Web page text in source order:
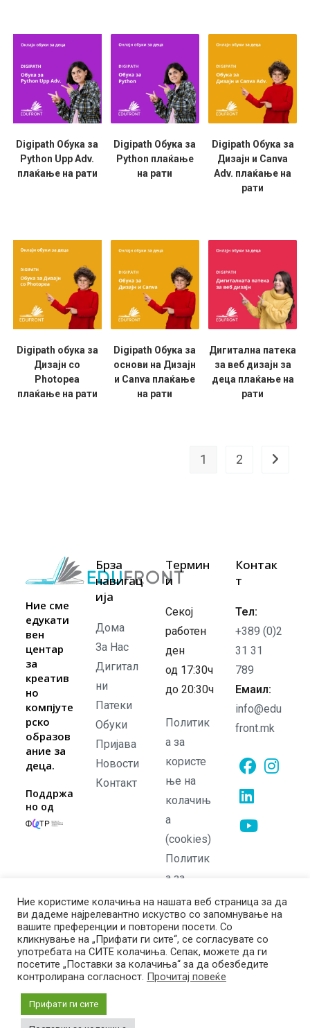
Digipath Обука за
Python Upp Adv.
плаќање на рати
Digipath Обука за
Python плаќање
на рати
Digipath Обука за
Дизајн и Canva
Adv. плаќање на
рати
Digipath обука за
Дизајн со
Photopea
плаќање на рати
Digipath Обука за
основи на Дизајн
и Canva плаќање
на рати
Дигитална патека
за веб дизајн за
деца плаќање на
рати
1 2
Ние сме
едукати
вен
центар
за
креатив
но
компјуте
рско
образов
ание за
деца.
Поддржа
но од
Брза
навигац
ија
Дома
За Нас
Дигитал
ни
Патеки
Обуки
Пријава
Новости
Контакт
Термин
и
Секој
работен
ден
од 17:30ч
до 20:30ч
Политик
а за
користе
ње на
колачињ
а
(cookies)
Политик
а за
приватно
ст
Политик
а на
враќање
Контак
т
Тел:
+389 (0)2
31 31
789
Емаил:
info@edu
front.mk
Opens
in
aOpens
new
tab
Ние користиме колачиња на нашата веб страница за да
ви дадеме најрелевантно искуство со запомнување на
вашите преференции и повторени посети. Со
кликнување на „Прифати ги сите“, се согласувате со
употребата на СИТЕ колачиња. Сепак, можете да ги
посетите „Поставки за колачиња“ за да обезбедите
контролирана согласност. Прочитај повеќе
Прифати ги сите